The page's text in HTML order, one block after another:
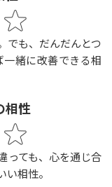
でも、だんだんとつ
緒に改善できる相
相性
っても、心を通じ合
相性。